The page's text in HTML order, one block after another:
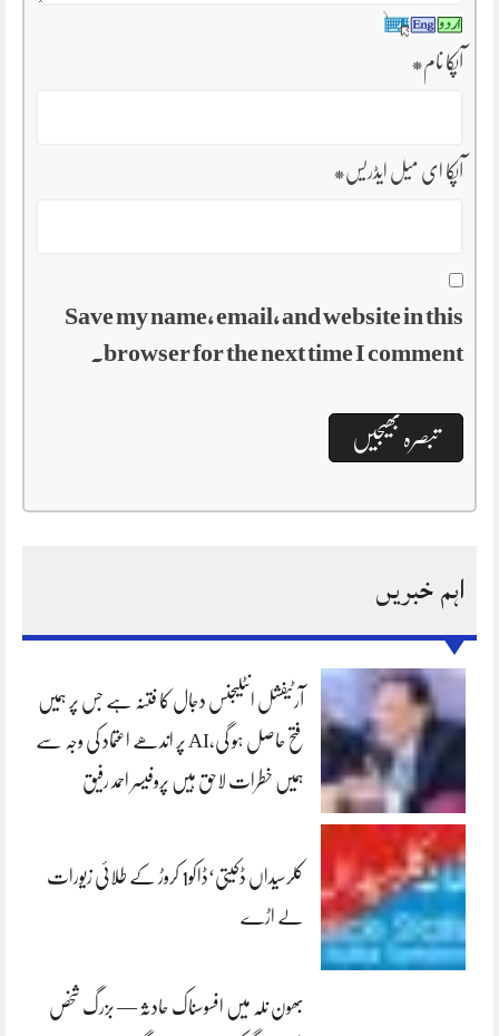
آپکا نام*
آپکا ای میل ایڈریس*
Save my name, email, and website in this
browser for the next time I comment.
اہم خبریں
آرٹیفشل انٹلیجنس دجال کا فتنہ ہے جس پر ہمیں
فتح حاصل ہو گی،AI پر اندھے اعتماد کی وجہ سے
ہمیں خطرات لاحق ہیں پروفیسر احمد رفیق
کلرسیداں ڈکیتی‘ڈاکو1 کروڑ کے طلائی زیورات
لے اڑے
بھون نلہ میں افسوسناک حادثہ — بزرگ شخص